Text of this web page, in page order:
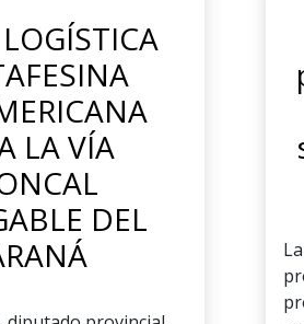
LA VÍA
DEL